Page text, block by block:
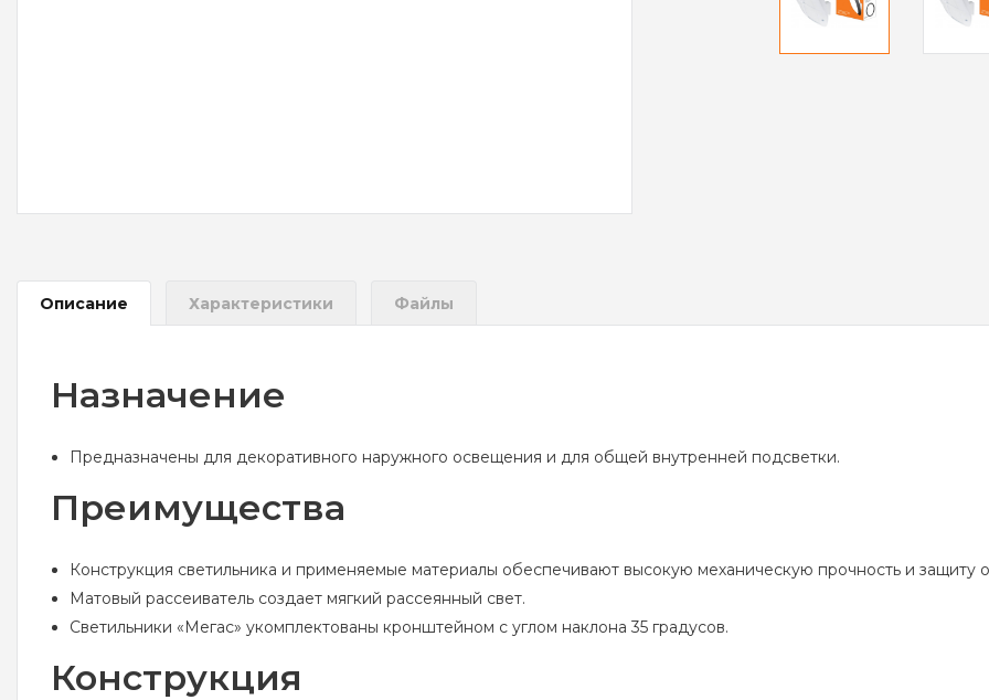
Описание Характеристики Файлы
Назначение
Предназначены для декоративного наружного освещения и для общей внутренней подсветки.
Преимущества
Конструкция светильника и применяемые материалы обеспечивают высокую механическую прочность и защиту
Матовый рассеиватель создает мягкий рассеянный свет.
Светильники «Мегас» укомплектованы кронштейном с углом наклона 35 градусов.
Конструкция